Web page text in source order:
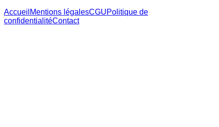
Accueil Mentions légalesCGUPolitique de
confidentialitéContact